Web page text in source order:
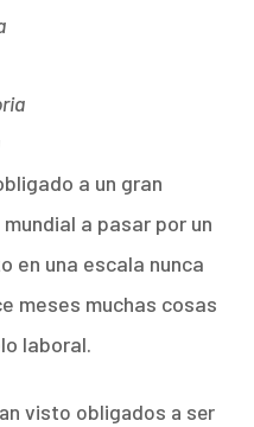
a un gran
a pasar por un
en una escala nunca
meses muchas cosas
laboral.
visto obligados a ser